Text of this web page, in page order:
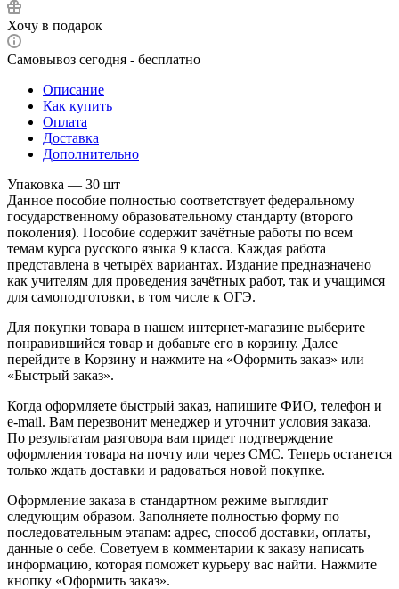
Хочу в подарок
Самовывоз сегодня - бесплатно
Описание
Как купить
Оплата
Доставка
Дополнительно
Упаковка — 30 шт
Данное пособие полностью соответствует федеральному
государственному образовательному стандарту (второго
поколения). Пособие содержит зачётные работы по всем
темам курса русского языка 9 класса. Каждая работа
представлена в четырёх вариантах. Издание предназначено
как учителям для проведения зачётных работ, так и учащимся
для самоподготовки, в том числе к ОГЭ.
Для покупки товара в нашем интернет-магазине выберите
понравившийся товар и добавьте его в корзину. Далее
перейдите в Корзину и нажмите на «Оформить заказ» или
«Быстрый заказ».
Когда оформляете быстрый заказ, напишите ФИО, телефон и
e-mail. Вам перезвонит менеджер и уточнит условия заказа.
По результатам разговора вам придет подтверждение
оформления товара на почту или через СМС. Теперь останется
только ждать доставки и радоваться новой покупке.
Оформление заказа в стандартном режиме выглядит
следующим образом. Заполняете полностью форму по
последовательным этапам: адрес, способ доставки, оплаты,
данные о себе. Советуем в комментарии к заказу написать
информацию, которая поможет курьеру вас найти. Нажмите
кнопку «Оформить заказ».